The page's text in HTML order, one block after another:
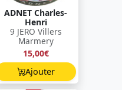
ADNET Charles-
Henri
9 JERO Villers
Marmery
15,00€
Ajouter